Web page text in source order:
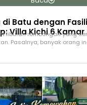
di Batu dengan
Villa Kichi 6 Kamar
liburan rombongan yang
Pasalnya, banyak orang